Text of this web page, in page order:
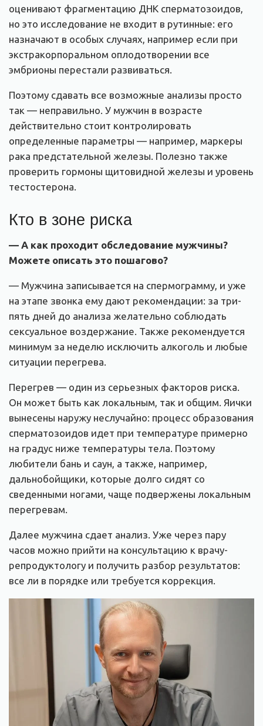
оценивают фрагментацию ДНК сперматозоидов,
но это исследование не входит в рутинные: его
назначают в особых случаях, например если при
экстракорпоральном оплодотворении все
эмбрионы перестали развиваться.
Поэтому сдавать все возможные анализы просто
так — неправильно. У мужчин в возрасте
действительно стоит контролировать
определенные параметры — например, маркеры
рака предстательной железы. Полезно также
проверить гормоны щитовидной железы и уровень
тестостерона.
Кто в зоне риска
— А как проходит обследование мужчины?
Можете описать это пошагово?
— Мужчина записывается на спермограмму, и уже
на этапе звонка ему дают рекомендации: за три-
пять дней до анализа желательно соблюдать
сексуальное воздержание. Также рекомендуется
минимум за неделю исключить алкоголь и любые
ситуации перегрева.
Перегрев — один из серьезных факторов риска.
Он может быть как локальным, так и общим. Яички
вынесены наружу неслучайно: процесс образования
сперматозоидов идет при температуре примерно
на градус ниже температуры тела. Поэтому
любители бань и саун, а также, например,
дальнобойщики, которые долго сидят со
сведенными ногами, чаще подвержены локальным
перегревам.
Далее мужчина сдает анализ. Уже через пару
часов можно прийти на консультацию к врачу-
репродуктологу и получить разбор результатов:
все ли в порядке или требуется коррекция.